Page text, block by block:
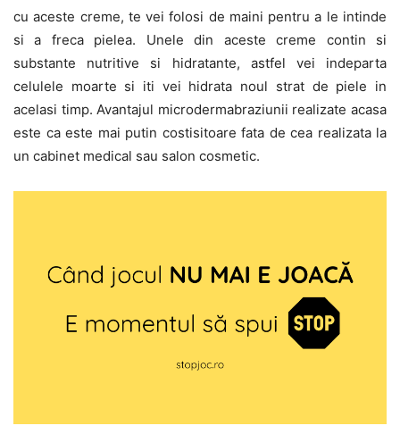
cu aceste creme, te vei folosi de maini pentru a le intinde
si a freca pielea. Unele din aceste creme contin si
substante nutritive si hidratante, astfel vei indeparta
celulele moarte si iti vei hidrata noul strat de piele in
acelasi timp. Avantajul microdermabraziunii realizate acasa
este ca este mai putin costisitoare fata de cea realizata la
un cabinet medical sau salon cosmetic.